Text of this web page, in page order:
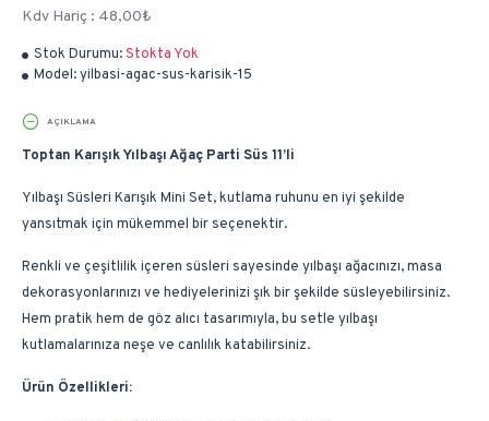
Stok Durumu:Stokta Yok
Model:yilbasi-agac-sus-karisik-15
Kdv Hariç : 48,00₺
AÇIKLAMA
Toptan Karışık Yılbaşı Ağaç Parti Süs 11’li
Yılbaşı Süsleri Karışık Mini Set, kutlama ruhunu en iyi şekilde
yansıtmak için mükemmel bir seçenektir.
Renkli ve çeşitlilik içeren süsleri sayesinde yılbaşı ağacınızı, masa
dekorasyonlarınızı ve hediyelerinizi şık bir şekilde süsleyebilirsiniz.
Hem pratik hem de göz alıcı tasarımıyla, bu setle yılbaşı
kutlamalarınıza neşe ve canlılık katabilirsiniz.
Ürün Özellikleri: